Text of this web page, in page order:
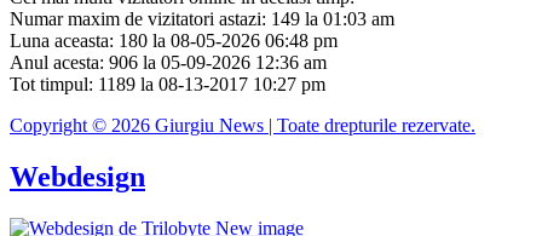
Numar maxim de vizitatori astazi: 149 la 01:03 am
Luna aceasta: 180 la 08-05-2026 06:48 pm
Anul acesta: 906 la 05-09-2026 12:36 am
Tot timpul: 1189 la 08-13-2017 10:27 pm
Copyright © 2026 Giurgiu News | Toate drepturile rezervate.
Webdesign